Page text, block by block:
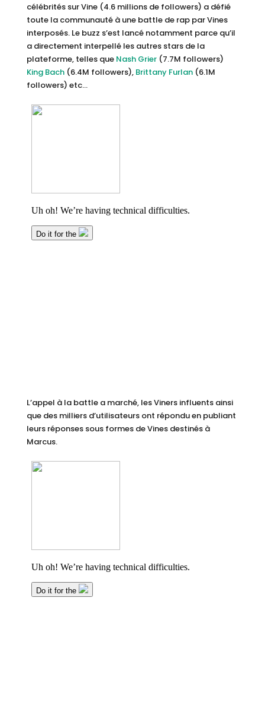
célébrités sur Vine (4.6 millions de followers) a défié
toute la communauté à une battle de rap par Vines
interposés. Le buzz s’est lancé notamment parce qu’il
a directement interpellé les autres stars de la
plateforme, telles que Nash Grier(7.7M followers)
King Bach(6.4M followers), Brittany Furlan(6.1M
followers) etc…
L’appel à la battle a marché, les Viners influents ainsi
que des milliers d’utilisateurs ont répondu en publiant
leurs réponses sous formes de Vines destinés à
Marcus.